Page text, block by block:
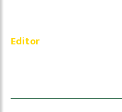
Editor